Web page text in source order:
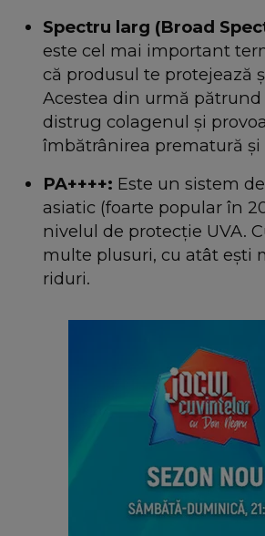
Spectru larg (Broad
este cel mai important
că produsul te protejează
Acestea din urmă
distrug colagenul și
îmbătrânirea prematură
PA++++: Este un sistem
asiatic (foarte popular în
nivelul de protecție UVA.
multe plusuri, cu atât ești
riduri.